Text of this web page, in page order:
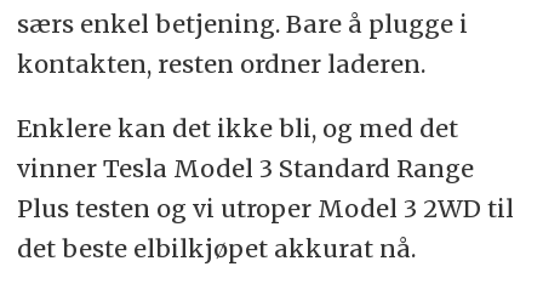
særs enkel betjening. Bare å plugge i
kontakten, resten ordner laderen.
Enklere kan det ikke bli, og med det
vinner Tesla Model 3 Standard Range
Plus testen og vi utroper Model 3 2WD til
det beste elbilkjøpet akkurat nå.